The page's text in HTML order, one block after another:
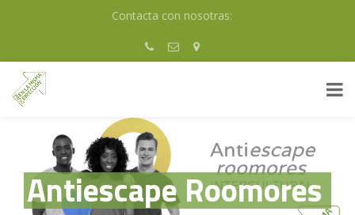
Contacta con nosotras:
Antiescape Roomores